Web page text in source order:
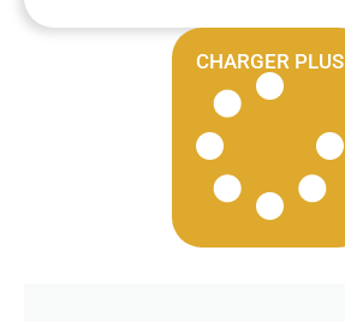
CHARGER PLUS